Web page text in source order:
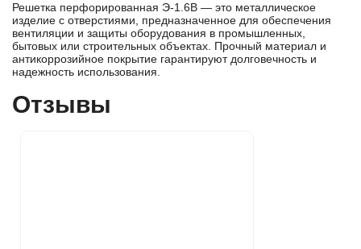
Решетка перфорированная Э-1.6В — это металлическое
изделие с отверстиями, предназначенное для обеспечения
вентиляции и защиты оборудования в промышленных,
бытовых или строительных объектах. Прочный материал и
антикоррозийное покрытие гарантируют долговечность и
надежность использования.
Отзывы